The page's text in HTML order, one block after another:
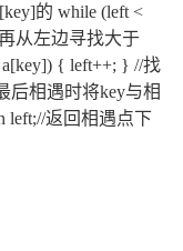
的 while (left <
从左边寻找大于
{ left++; } //找
后相遇时将key与相
left;//返回相遇点下